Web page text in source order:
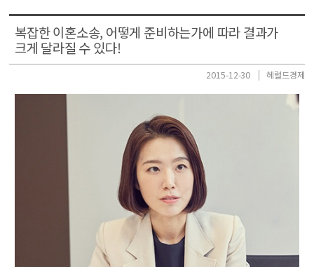
복잡한 이혼소송, 어떻게 준비하는가에 따라 결과가
크게 달라질 수 있다!
2015-12-30 헤럴드경제